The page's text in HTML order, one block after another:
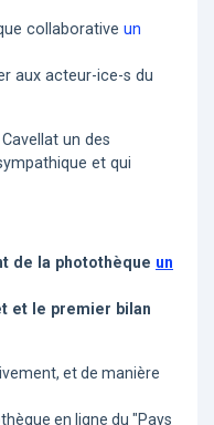
collaborative un
aux acteur-ice-s du
un des
et qui
de la photothèque un
et le premier bilan
et de manière
en ligne du "Pays